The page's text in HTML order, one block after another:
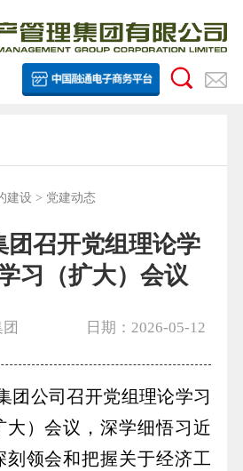
建设 > 党建动态
团召开党组理论学
习（扩大）会议
日期：2026-05-12
公司召开党组理论学习
大）会议，深学细悟习近
刻领会和把握关于经济工